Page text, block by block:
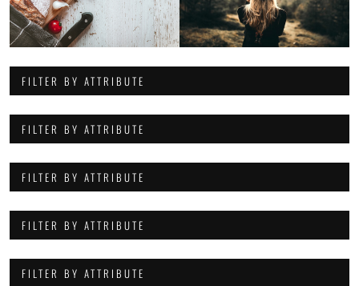
FILTER BY ATTRIBUTE
FILTER BY ATTRIBUTE
FILTER BY ATTRIBUTE
FILTER BY ATTRIBUTE
FILTER BY ATTRIBUTE